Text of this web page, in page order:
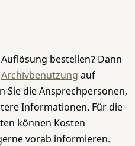
bestellen? Dann
Archivbenutzung auf
Sie die Ansprechpersonen,
Informationen. Für die
können Kosten
vorab informieren.